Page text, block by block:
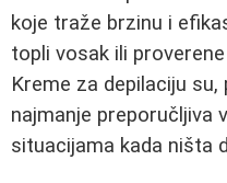
koje traže brzinu i
topli vosak ili
Kreme za depilaciju su,
najmanje preporučljiva
situacijama kada ništa